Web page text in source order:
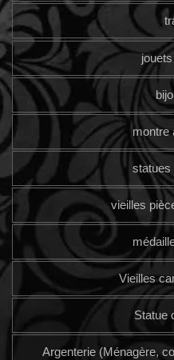
montre
statues
vieilles
Vieilles
Statue
Argenterie (Ménagère,